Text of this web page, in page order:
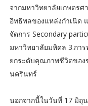
จากมหาวิทยาลัยเกษตร
อิทธิพลของแหล่งกำเนิด
จัดการ Secondary
มหาวิทยาลัยมหิดล 3.กา
ยกระดับคุณภาพชีวิตของ
นครินทร์
นอกจากนี้ในวันที่ 17 มิถุ